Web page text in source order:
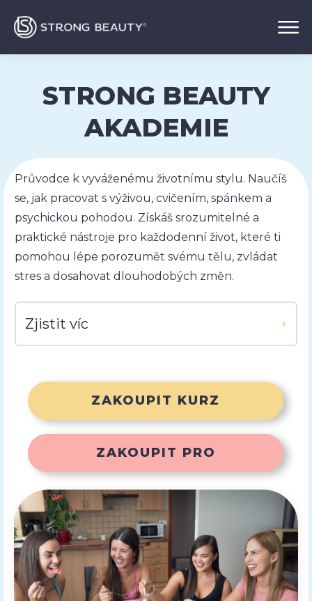
STRONG BEAUTY
AKADEMIE
Průvodce k vyváženému životnímu stylu. Naučíš
se, jak pracovat s výživou, cvičením, spánkem a
psychickou pohodou. Získáš srozumitelné a
praktické nástroje pro každodenní život, které ti
pomohou lépe porozumět svému tělu, zvládat
stres a dosahovat dlouhodobých změn.
Zjistit víc
ZAKOUPIT KURZ
ZAKOUPIT PRO